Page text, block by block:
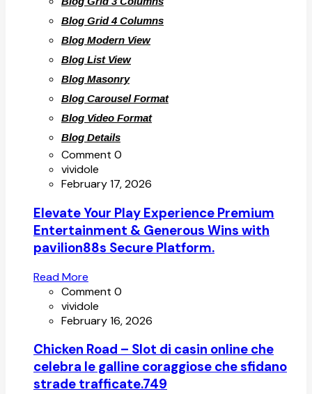
Blog Grid 4 Columns
Blog Modern View
Blog List View
Blog Masonry
Blog Carousel Format
Blog Video Format
Blog Details
Comment 0
vividole
February 17, 2026
Elevate Your Play Experience Premium
Entertainment & Generous Wins with
pavilion88s Secure Platform.
Read More
Comment 0
vividole
February 16, 2026
Chicken Road – Slot di casin online che
celebra le galline coraggiose che sfidano
strade trafficate.749